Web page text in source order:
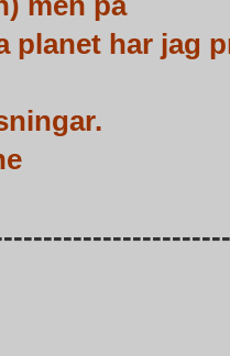
planet har jag